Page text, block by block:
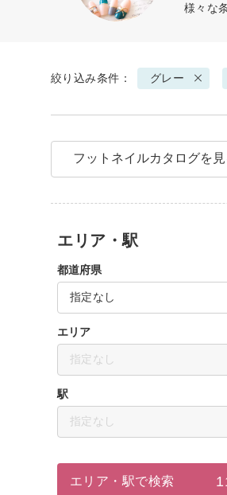
様々な
絞り込み条件： グレー
フットネイルカタログを見
エリア・駅
都道府県
指定なし
エリア
指定なし
駅
指定なし
エリア・駅で検索